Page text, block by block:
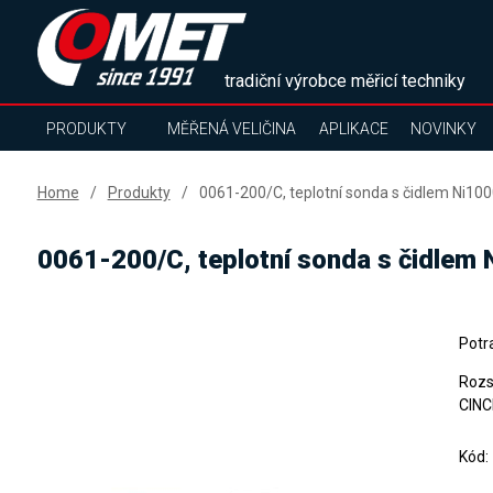
tradiční výrobce měřicí techniky
PRODUKTY MĚŘENÁ VELIČINA APLIKACE NOVINKY
Home Produkty 0061-200/C, teplotní sonda s čidlem
0061-200/C, teplotní sonda s čidlem
Kód